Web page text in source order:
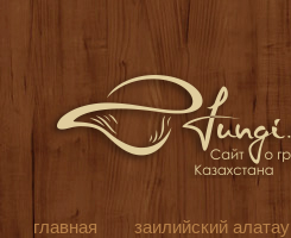
главная заилийский алатау